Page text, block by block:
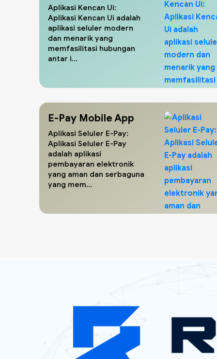
Aplikasi Kencan Ui:
Aplikasi Kencan Ui adalah
aplikasi seluler modern
dan menarik yang
memfasilitasi hubungan
antar i...
E-Pay Mobile App
Aplikasi Seluler E-Pay:
Aplikasi Seluler E-Pay
adalah aplikasi
pembayaran elektronik
yang aman dan serbaguna
yang mem...